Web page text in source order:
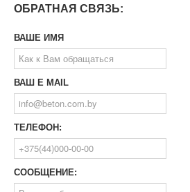
ОБРАТНАЯ СВЯЗЬ:
ВАШЕ ИМЯ
ВАШ E MAIL
ТЕЛЕФОН:
СООБЩЕНИЕ: